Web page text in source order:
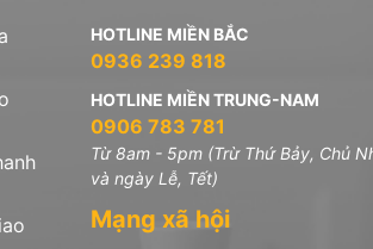
HOTLINE MIỀN BẮC
0936 239 818
HOTLINE MIỀN TRUNG-NAM
0906 783 781
Từ 8am - 5pm (Trừ Thứ Bảy, Chủ
và ngày Lễ, Tết)
Mạng xã hội